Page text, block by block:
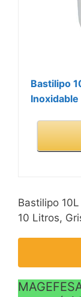
Bastilipo
Bastilipo
10 Litros,